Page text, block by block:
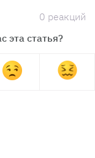
0 реакций
эта статья?